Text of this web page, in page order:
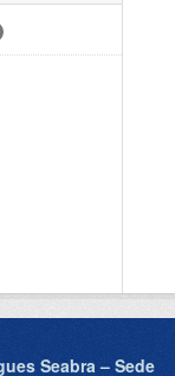
Seabra – Sede